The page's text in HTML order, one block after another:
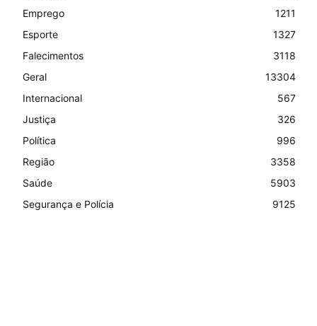
Emprego
1211
Esporte
1327
Falecimentos
3118
Geral
13304
Internacional
567
Justiça
326
Política
996
Região
3358
Saúde
5903
Segurança e Polícia
9125